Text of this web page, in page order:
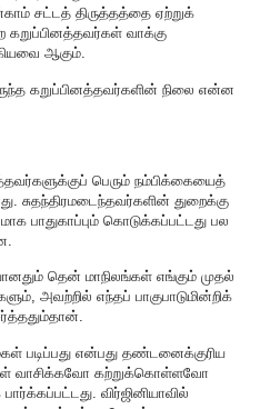
சட்டத் திருத்தத்தை ஏற்றுக்
வாக்கு
ஆகும்.
கறுப்பினத்தவர்களின் நிலை என்ன
பெரும் நம்பிக்கையைத்
சுதந்திரமடைந்தவர்களின் துறைக்கு
பாதுகாப்பும் கொடுக்கப்பட்டது பல
தென் மாநிலங்கள் எங்கும் முதல்
அவற்றில் எந்தப் பாகுபாடுமின்றிக்
படிப்பது என்பது தண்டனைக்குரிய
வாசிக்கவோ கற்றுக்கொள்ளவோ
விர்ஜினியாவில்